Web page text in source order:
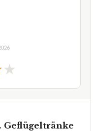
★
Geflügeltränke